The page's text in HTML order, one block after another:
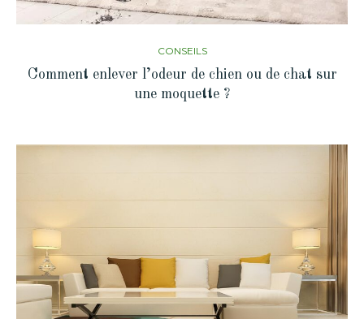
CONSEILS
Comment enlever l’odeur de chien ou de chat sur
une moquette ?